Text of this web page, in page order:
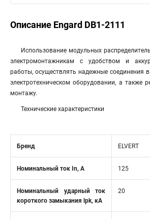
Описание Engard DB1-2111
Использование модульных
электромонтажникам с удобством и
работы, осуществлять надежные соединения
электротехническом оборудовании, а также
монтажу.
Технические характеристики
Бренд ELVERT
Номинальный ток In, А 125
Номинальный ударный ток
короткого замыкания lpk, кA
20